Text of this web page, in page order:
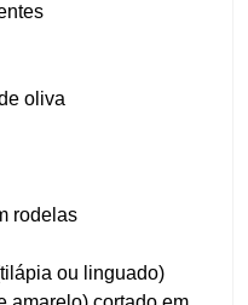
oliva
rodelas
ou linguado)